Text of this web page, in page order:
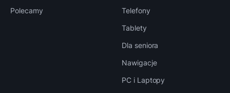
Polecamy
Telefony
Tablety
Dla seniora
Nawigacje
PC i Laptopy